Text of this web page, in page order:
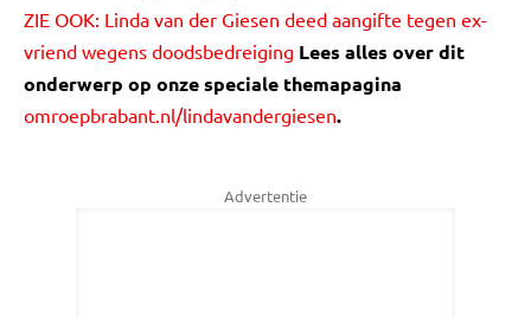
ZIE OOK: Linda van der Giesen deed aangifte tegen ex-
vriend wegens doodsbedreiging Lees alles over dit
onderwerp op onze speciale themapagina
omroepbrabant.nl/lindavandergiesen.
Advertentie